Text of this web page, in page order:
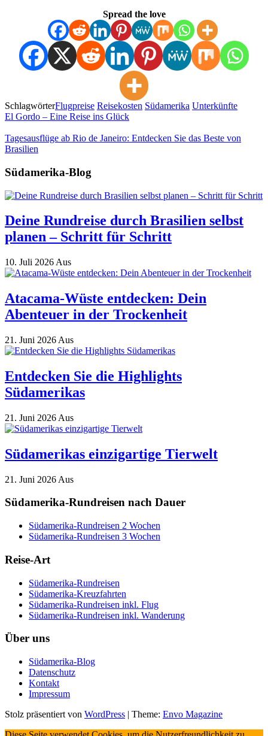
Spread the love
SchlagwörterFlugpreise Reisekosten Südamerika Unterkünfte
El Gordo – Eine Reise ins Glück
Tagesausflüge ab Rio de Janeiro: Entdecken Sie das Beste von
Brasilien
Südamerika-Blog
Deine Rundreise durch Brasilien selbst
planen – Schritt für Schritt
10. Juli 2026 Aus
Atacama-Wüste entdecken: Dein
Abenteuer in der Trockenheit
21. Juni 2026 Aus
Entdecken Sie die Highlights
Südamerikas
21. Juni 2026 Aus
Südamerikas einzigartige Tierwelt
21. Juni 2026 Aus
Südamerika-Rundreisen nach Dauer
Südamerika-Rundreisen 2 Wochen
Südamerika-Rundreisen 3 Wochen
Reise-Art
Südamerika-Rundreisen
Südamerika-Kreuzfahrten
Südamerika-Rundreisen inkl. Flug
Südamerika-Rundreisen inkl. Wanderung
Über uns
Südamerika-Blog
Datenschutz
Kontakt
Impressum
Stolz präsentiert von WordPress | Theme: Envo Magazine